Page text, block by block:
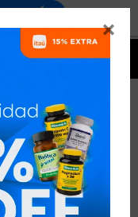

FÚTBOL
FÚTBOL
RECOMENDADOS